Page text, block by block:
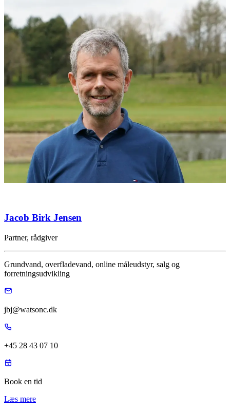
Jacob Birk Jensen
Partner, rådgiver
Grundvand, overfladevand, online måleudstyr, salg og
forretningsudvikling
jbj@watsonc.dk
+45 28 43 07 10
Book en tid
Læs mere